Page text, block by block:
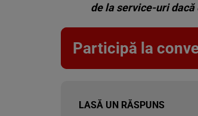
de la service-uri dacă
Participă la
LASĂ UN RĂSPUNS